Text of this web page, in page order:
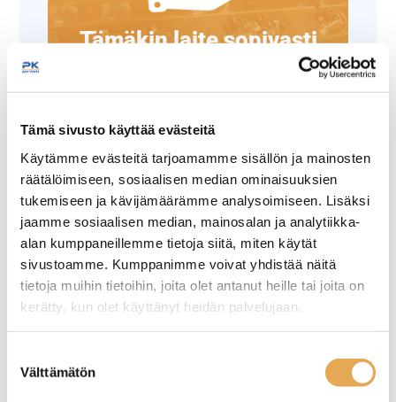
Tämä sivusto käyttää evästeitä
Käytämme evästeitä tarjoamamme sisällön ja mainosten
räätälöimiseen, sosiaalisen median ominaisuuksien
tukemiseen ja kävijämäärämme analysoimiseen. Lisäksi
jaamme sosiaalisen median, mainosalan ja analytiikka-
alan kumppaneillemme tietoja siitä, miten käytät
sivustoamme. Kumppanimme voivat yhdistää näitä
tietoja muihin tietoihin, joita olet antanut heille tai joita on
kerätty, kun olet käyttänyt heidän palvelujaan.
valinta
Välttämätön
Tämäkin laite sopivasti